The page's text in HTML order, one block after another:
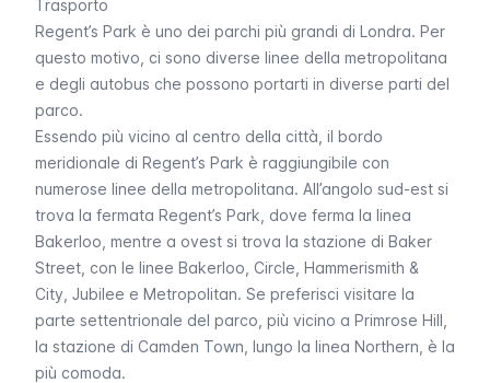
Trasporto
Regent’s Park è uno dei parchi più grandi di Londra. Per
questo motivo, ci sono diverse linee della metropolitana
e degli autobus che possono portarti in diverse parti del
parco.
Essendo più vicino al centro della città, il bordo
meridionale di Regent’s Park è raggiungibile con
numerose linee della metropolitana. All’angolo sud-est si
trova la fermata Regent’s Park , dove ferma la linea
Bakerloo , mentre a ovest si trova la stazione di Baker
Street , con le linee Bakerloo Circle Hammerismith &
City Jubilee e Metropolitan. Se preferisci visitare la
parte settentrionale del parco, più vicino a Primrose Hill
la stazione di Camden Town , lungo la linea Northern , è la
più comoda.